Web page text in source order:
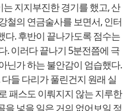
지지부진한 경기를 했고, 산
철의 연금술사를 보면서, 인터
다. 후반이 끝나가도록 점수는
. 이러다 끝나기 5분전쯤에 극
닌가 하는 불안감이 엄습했다.
들 다리가 풀린건지 원래 실
패스도 이뤄지지 않는 지루한
넣을 일은 거의 없어보일 정